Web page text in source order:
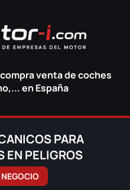
venta de coches
en España
PARA
EN PELIGROS